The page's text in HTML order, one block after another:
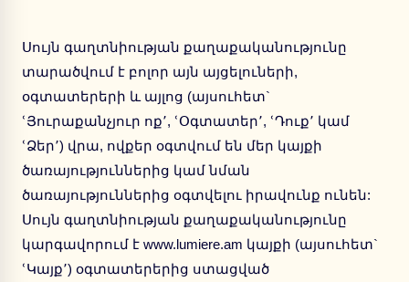
Սույն գաղտնիության քաղաքականությունը
տարածվում է բոլոր այն այցելուների,
օգտատերերի և այլոց (այսուհետ`
ՙՅուրաքանչյուր ոք՚, ՙՕգտատեր՚, ՙԴուք՚ կամ
ՙՁեր՚) վրա, ովքեր օգտվում են մեր կայքի
ծառայություններից կամ նման
ծառայություններից օգտվելու իրավունք ունեն:
Սույն գաղտնիության քաղաքականությունը
կարգավորում է www.lumiere.am կայքի (այսուհետ`
ՙԿայք՚) օգտատերերից ստացված